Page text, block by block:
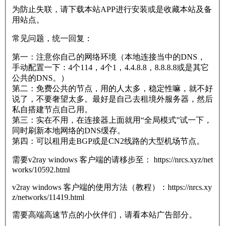
为防止失联，请下载本站APP进行安装或是收藏本站及备
用站点。
常见问题，统一回复：
第一：注意你自己的网络环境（本地连接当中的DNS，
手动配置一下：4个114，4个1，4.4.8.8，8.8.8.8或是其它
公共的DNS。）
第二：免费公共的节点，用的人太多，稳定性嘛，就不好
说了，不要奢望太多。最好是自己去租境外服务器，然后
私自搭建节点自己用。
第三：实在不用，在连接器上面就用“全局模式”试一下，
同时刷新本地网络的DNS缓存。
第四：可以租用走BGP或是CN2线路的大型机场节点。
需要v2ray windows 客户端的请移步至： https://nrcs.xyz/net
works/10592.html
v2ray windows 客户端的使用方法（教程）：https://nrcs.xy
z/networks/11419.html
需要高端高速节点的小伙伴们，请看本站广告部分。